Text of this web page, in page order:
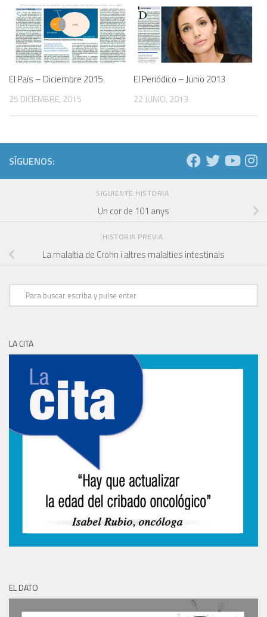
El País – Diciembre 2015
25 DICIEMBRE, 2015
El Periódico – Junio 2013
22 JUNIO, 2013
SÍGUENOS:
SIGUIENTE HISTORIA
Un cor de 101 anys
HISTORIA PREVIA
La malaltia de Crohn i altres malalties intestinals
LA CITA
EL DATO